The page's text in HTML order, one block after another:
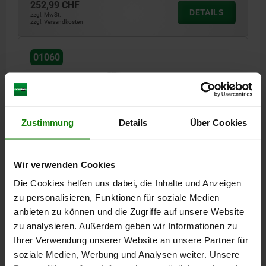
Zustimmung Details Über Cookies
Wir verwenden Cookies
Die Cookies helfen uns dabei, die Inhalte und Anzeigen
zu personalisieren, Funktionen für soziale Medien
anbieten zu können und die Zugriffe auf unsere Website
zu analysieren. Außerdem geben wir Informationen zu
Ihrer Verwendung unserer Website an unsere Partner für
soziale Medien, Werbung und Analysen weiter. Unsere
252,99 CHF
zzgl. MwSt.
zzgl. Versandkosten
DETAILS
01060
BREITE=200 LÄNGE=250 HÖHE=20 L1=220 B1=180 D=13
Bestellnummer:01060-04
331,85 CHF
zzgl. MwSt.
zzgl. Versandkosten